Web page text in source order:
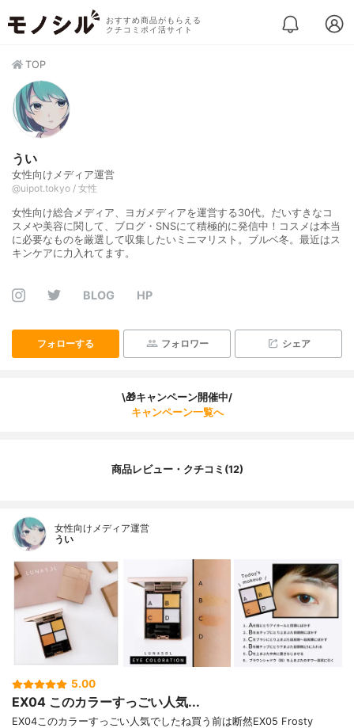
おすすめ商品がもらえる
クチコミポイ活サイト
TOP
うい
女性向けメディア運営
@uipot.tokyo / 女性
女性向け総合メディア、ヨガメディアを運営する30代。だいすきなコ
スメや美容に関して、ブログ・SNSにて積極的に発信中！コスメは本当
に必要なものを厳選して収集したいミニマリスト。ブルベ冬。最近はス
キンケアに力入れてます。
BLOG HP
フォローする フォロワー シェア
\🎁キャンペーン開催中/
キャンペーン一覧へ
商品レビュー・クチコミ(12)
女性向けメディア運営
うい
5.00
EX04 このカラーすっごい人気...
EX04このカラーすっごい人気でしたね買う前は断然EX05 Frosty